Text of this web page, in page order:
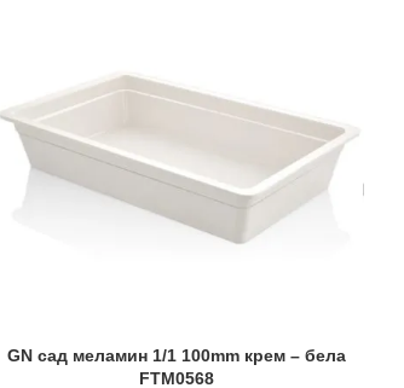
GN сад меламин 1/1 100mm крем – бела
FTM0568